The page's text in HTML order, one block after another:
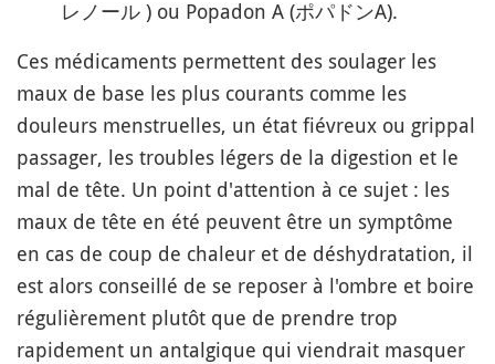
レノール ) ou Popadon A (ポパドンA).
Ces médicaments permettent des soulager les
maux de base les plus courants comme les
douleurs menstruelles, un état fiévreux ou grippal
passager, les troubles légers de la digestion et le
mal de tête. Un point d'attention à ce sujet : les
maux de tête en été peuvent être un symptôme
en cas de coup de chaleur et de déshydratation, il
est alors conseillé de se reposer à l'ombre et boire
régulièrement plutôt que de prendre trop
rapidement un antalgique qui viendrait masquer